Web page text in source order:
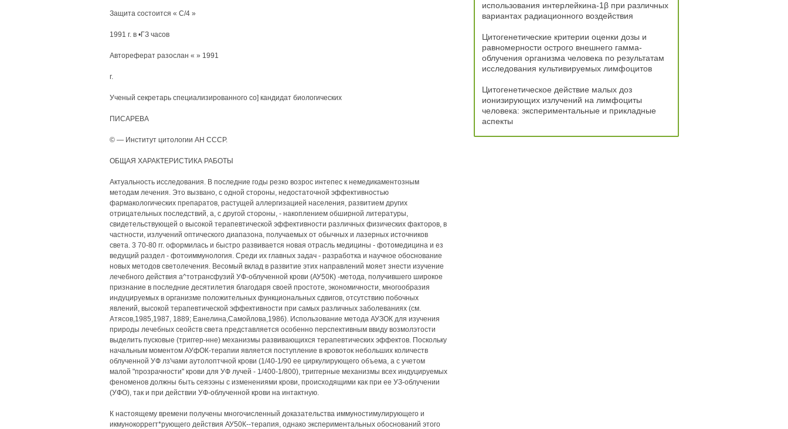
Защита состоится « С/4 »
1991 г. в •ГЗ часов
Автореферат разослан « » 1991
г.
Ученый секретарь специализированного со] кандидат биологических
ПИСАРЕВА
© — Институт цитологии АН СССР.
ОБЩАЯ ХАРАКТЕРИСТИКА РАБОТЫ
Актуальность исследования. В последние годы резко возрос интепес к немедикаментозным
методам лечения. Это вызвано, с одной стороны, недостаточной эффективностью
фармакологических препаратов, растущей аллергизацией населения, развитием других
отрицательных последствий, а, с другой стороны, - накоплением обширной литературы,
свидетельствующей о высокой терапевтической эффективности различных физических факторов, в
частности, излучений оптического диапазона, получаемых от обычных и лазерных источников
света. 3 70-80 гг. оформилась и быстро развивается новая отрасль медицины - фотомедицина и ез
ведущий раздел - фотоиммунология. Среди их главных задач - разработка и научное обоснование
новых методов светолечения. Весомый вклад в развитие этих направлений мояет знести изучение
лечебного действия а^тотрансфузий УФ-облученной крови (АУ50К) -метода, получившего широкое
признание в последние десятилетия благодаря своей простоте, экономичности, многообразия
индуцируемых в организме положительных функциональных сдвигов, отсутствию побочных
явлений, высокой терапевтической эффективности при самых различных заболеваниях (см.
Атясов,1985,1987, 1889; Еанелина,Самойлова,1986). Использование метода АУЗОК для изучения
природы лечебных сеойств света представляется особенно перспективным ввиду возмолэтости
выделить пусковые (триггер-нне) механизмы развивающихся терапевтических эффектов. Поскольку
начальным моментом АУфОК-терапии является поступление в кровоток небольших количеств
облученной УФ лз'чами аутолоптчной крови (1/40-1/90 ее циркулирующего объема, а с учетом
малой "прозрачности" крови для УФ лучей - 1/400-1/800), триггерные механизмы всех индуцируемых
феноменов должны быть сеяээны с изменениями крови, происходящими как при ее УЗ-облучении
(УФО), так и при действии УФ-облученной крови на интактную.
К настоящему времени получены многочисленный доказательства иммуностимулирующего и
икмунокоррегт*рующего действия АУ50К--терапия, однако экспериментальных обоснований этого
использования интерлейкина-1β при различных
вариантах радиационного воздействия
Цитогенетические критерии оценки дозы и
равномерности острого внешнего гамма-
облучения организма человека по результатам
исследования культивируемых лимфоцитов
Цитогенетическое действие малых доз
ионизирующих излучений на лимфоциты
человека: экспериментальные и прикладные
аспекты